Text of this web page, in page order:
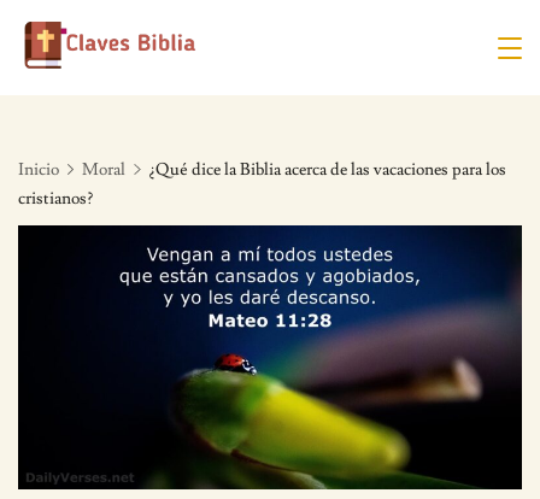
Skip
Inicio Moral
¿Qué dice la Biblia acerca de las vacaciones para los
cristianos?